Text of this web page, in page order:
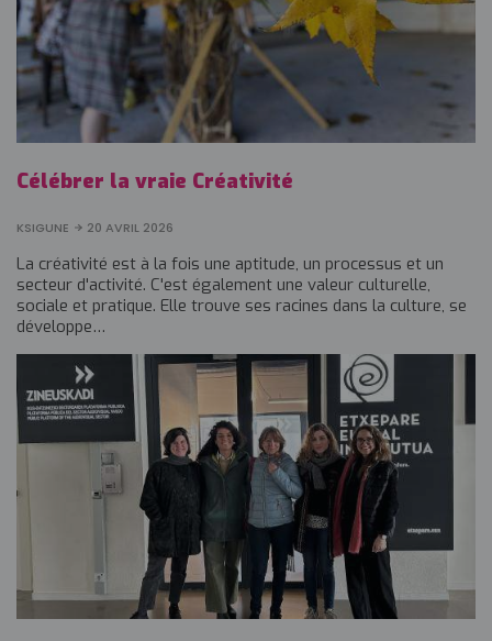
Célébrer la vraie Créativité
KSIGUNE 20 AVRIL 2026
La créativité est à la fois une aptitude, un processus et un
secteur d'activité. C'est également une valeur culturelle,
sociale et pratique. Elle trouve ses racines dans la culture, se
développe…